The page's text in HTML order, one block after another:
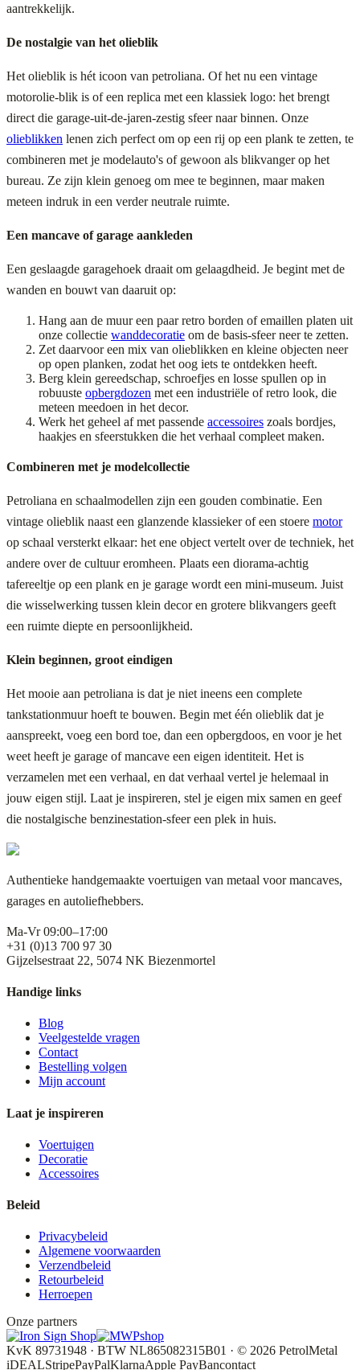
aantrekkelijk.
De nostalgie van het olieblik
Het olieblik is hét icoon van petroliana. Of het nu een vintage
motorolie-blik is of een replica met een klassiek logo: het brengt
direct die garage-uit-de-jaren-zestig sfeer naar binnen. Onze
olieblikken lenen zich perfect om op een rij op een plank te zetten, te
combineren met je modelauto's of gewoon als blikvanger op het
bureau. Ze zijn klein genoeg om mee te beginnen, maar maken
meteen indruk in een verder neutrale ruimte.
Een mancave of garage aankleden
Een geslaagde garagehoek draait om gelaagdheid. Je begint met de
wanden en bouwt van daaruit op:
Hang aan de muur een paar retro borden of emaillen platen uit
onze collectie wanddecoratie om de basis-sfeer neer te zetten.
Zet daarvoor een mix van olieblikken en kleine objecten neer
op open planken, zodat het oog iets te ontdekken heeft.
Berg klein gereedschap, schroefjes en losse spullen op in
robuuste opbergdozen met een industriële of retro look, die
meteen meedoen in het decor.
Werk het geheel af met passende accessoires zoals bordjes,
haakjes en sfeerstukken die het verhaal compleet maken.
Combineren met je modelcollectie
Petroliana en schaalmodellen zijn een gouden combinatie. Een
vintage olieblik naast een glanzende klassieker of een stoere motor
op schaal versterkt elkaar: het ene object vertelt over de techniek, het
andere over de cultuur eromheen. Plaats een diorama-achtig
tafereeltje op een plank en je garage wordt een mini-museum. Juist
die wisselwerking tussen klein decor en grotere blikvangers geeft
een ruimte diepte en persoonlijkheid.
Klein beginnen, groot eindigen
Het mooie aan petroliana is dat je niet ineens een complete
tankstationmuur hoeft te bouwen. Begin met één olieblik dat je
aanspreekt, voeg een bord toe, dan een opbergdoos, en voor je het
weet heeft je garage of mancave een eigen identiteit. Het is
verzamelen met een verhaal, en dat verhaal vertel je helemaal in
jouw eigen stijl. Laat je inspireren, stel je eigen mix samen en geef
die nostalgische benzinestation-sfeer een plek in huis.
Authentieke handgemaakte voertuigen van metaal voor mancaves,
garages en autoliefhebbers.
Ma-Vr 09:00–17:00
+31 (0)13 700 97 30
Gijzelsestraat 22, 5074 NK Biezenmortel
Handige links
Blog
Veelgestelde vragen
Contact
Bestelling volgen
Mijn account
Laat je inspireren
Voertuigen
Decoratie
Accessoires
Beleid
Privacybeleid
Algemene voorwaarden
Verzendbeleid
Retourbeleid
Herroepen
Onze partners
KvK 89731948 · BTW NL865082315B01 · © 2026 PetrolMetal
iDEALStripePayPalKlarnaApple PayBancontact